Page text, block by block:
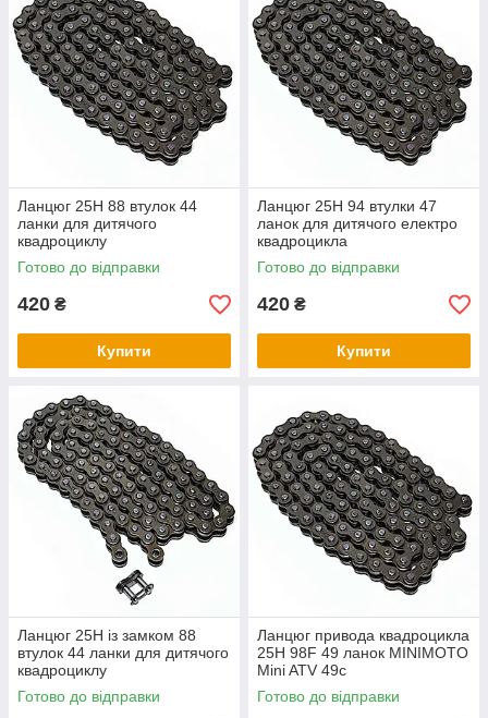
Ланцюг 25H 88 втулок 44
ланки для дитячого
квадроциклу
Готово до відправки
420 ₴
Купити
Ланцюг 25H 94 втулки 47
ланок для дитячого електро
квадроцикла
Готово до відправки
420 ₴
Купити
Ланцюг 25H із замком 88
втулок 44 ланки для дитячого
квадроциклу
Готово до відправки
Ланцюг привода квадроцикла
25H 98F 49 ланок MINIMOTO
Mini ATV 49с
Готово до відправки